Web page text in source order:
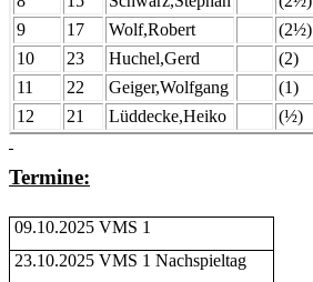
9
17 Wolf,Robert (2½)
10
23 Huchel,Gerd (2)
11
22 Geiger,Wolfgang (1)
12
21 Lüddecke,Heiko (½)
Termine:
09.10.2025 VMS 1
23.10.2025 VMS 1 Nachspieltag